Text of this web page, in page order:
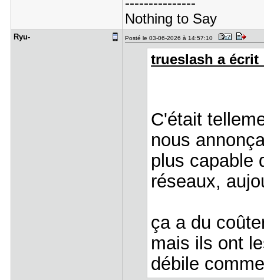
Nothing to Say
Ryu- Posté le 03-06-2026 à 14:57:10
trueslash a écrit
C'était
nous
plus capable
réseaux,
ça a du
mais ils ont
débile